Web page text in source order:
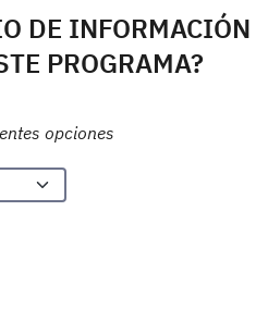
DE INFORMACIÓN
PROGRAMA?
opciones